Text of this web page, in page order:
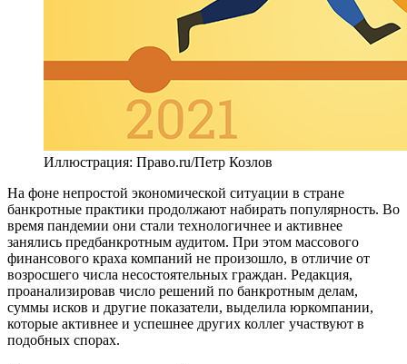
Иллюстрация: Право.ru/Петр Козлов
На фоне непростой экономической ситуации в стране
банкротные практики продолжают набирать популярность. Во
время пандемии они стали технологичнее и активнее
занялись предбанкротным аудитом. При этом массового
финансового краха компаний не произошло, в отличие от
возросшего числа несостоятельных граждан. Редакция,
проанализировав число решений по банкротным делам,
суммы исков и другие показатели, выделила юркомпании,
которые активнее и успешнее других коллег участвуют в
подобных спорах.